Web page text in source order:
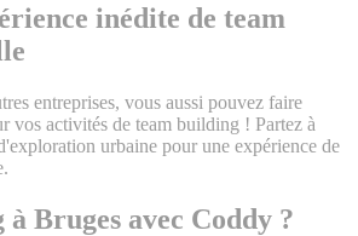
inédite de team
entreprises, vous aussi pouvez faire
vos activités de team building ! Partez à
urbaine pour une expérience de
Bruges avec Coddy ?